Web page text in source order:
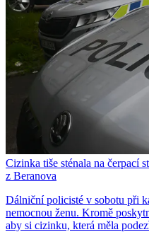
Cizinka tiše sténala na čerpací
z Beranova
Dálniční policisté v sobotu při
nemocnou ženu. Kromě
aby si cizinku, která měla